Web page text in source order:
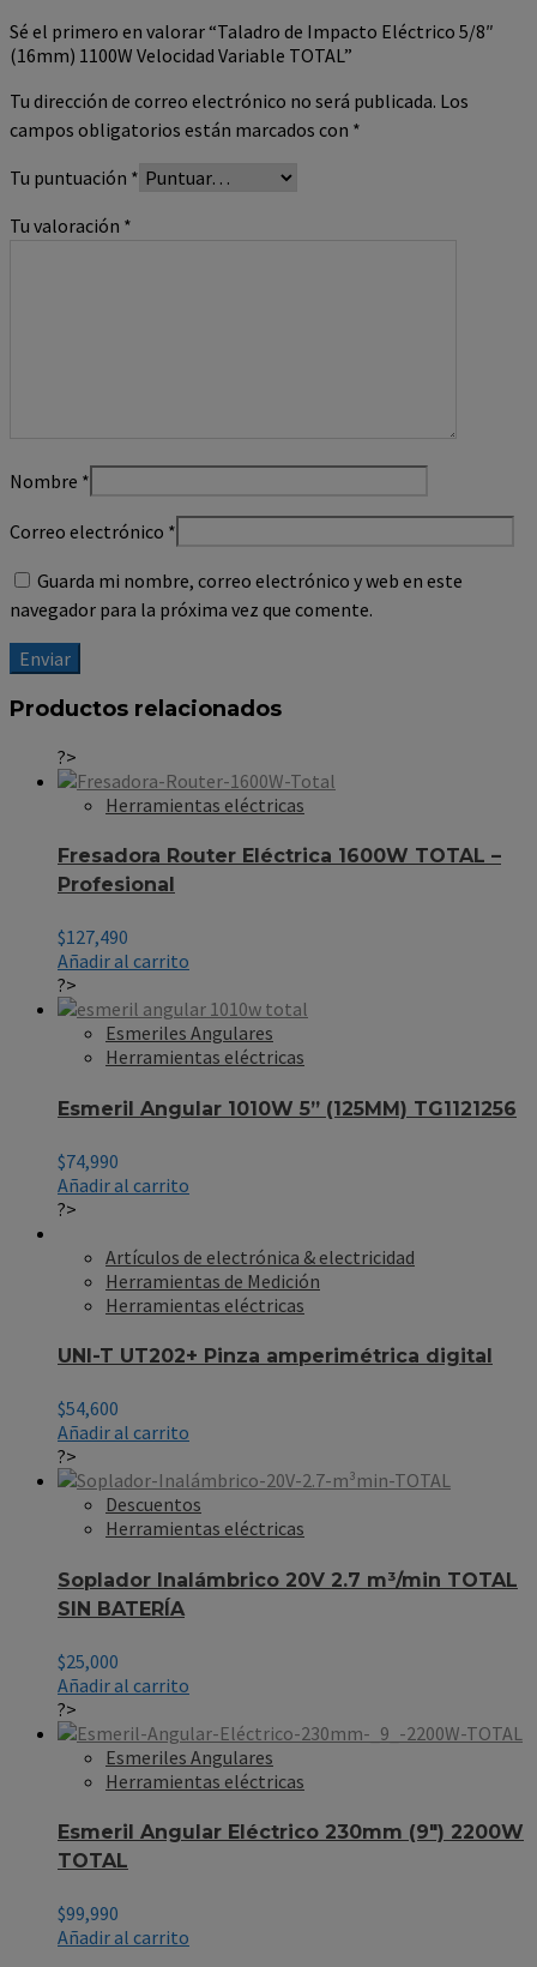
Sé el primero en valorar “Taladro de Impacto Eléctrico 5/8″
(16mm) 1100W Velocidad Variable TOTAL”
Tu dirección de correo electrónico no será publicada. Los
campos obligatorios están marcados con *
Tu puntuación *
Tu valoración *
Nombre *
Correo electrónico *
Guarda mi nombre, correo electrónico y web en este
navegador para la próxima vez que comente.
Productos relacionados
?>
Herramientas eléctricas
Fresadora Router Eléctrica 1600W TOTAL –
Profesional
$127,490
Añadir al carrito
?>
Esmeriles Angulares
Herramientas eléctricas
Esmeril Angular 1010W 5” (125MM) TG1121256
$74,990
Añadir al carrito
?>
Artículos de electrónica & electricidad
Herramientas de Medición
Herramientas eléctricas
UNI-T UT202+ Pinza amperimétrica digital
$54,600
Añadir al carrito
?>
Descuentos
Herramientas eléctricas
Soplador Inalámbrico 20V 2.7 m³/min TOTAL
SIN BATERÍA
$25,000
Añadir al carrito
?>
Esmeriles Angulares
Herramientas eléctricas
Esmeril Angular Eléctrico 230mm (9″) 2200W
TOTAL
$99,990
Añadir al carrito